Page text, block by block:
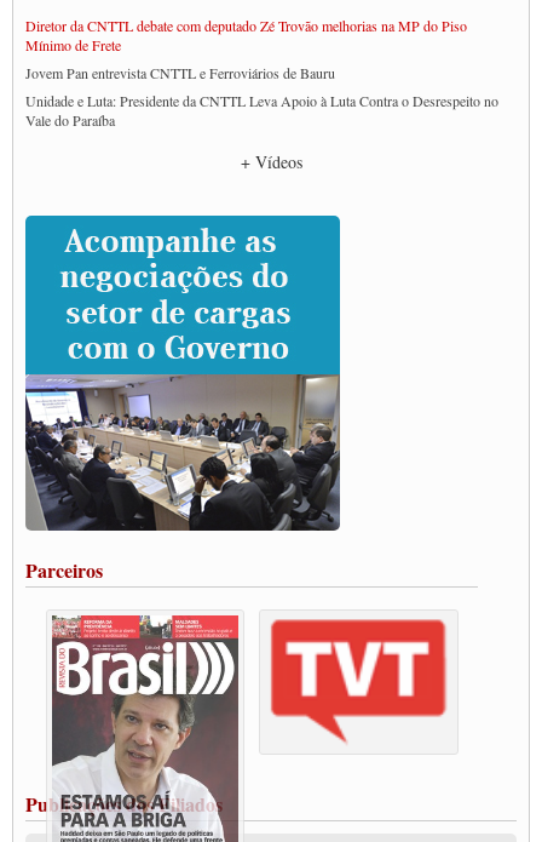
Diretor da CNTTL debate com deputado Zé Trovão melhorias na MP do Piso
Mínimo de Frete
Jovem Pan entrevista CNTTL e Ferroviários de Bauru
Unidade e Luta: Presidente da CNTTL Leva Apoio à Luta Contra o Desrespeito no
Vale do Paraíba
Caminhoneiros prometem paralisação e cobram diálogo com Lula
CNTTL e lideranças de caminhoneiros participam de debate sobre saúde nas
rodovias
Paulinho e Litti debatem política global para transporte rodoviário de cargas na
SUTCRA no Uruguai
Grande Conquista da Categoria transporte de Cargas e Caminhoneiros Autonomos
ENCONTRO INTERNACIONAL EM APOIO A CLASSE TRABALHADORA
DO BRASIL E A ELEIÇÃO 2022
Carta às Brasileiras e aos Brasileiros em Defesa do Estado Democrático de Direito
Paulinho, presidente da CNTTL, faz balanço do 3º Congresso da CNTTL
Caminhoneiros aprovam greve a partir do 1º de novembro
Rodoviários de Feira Santana fazem Assembleia para avaliar proposta de reajuste
salarial
Vacina Já: Lockdown de 24 horas dos trabalhadores em transportes está mantido,
Condutores de Guarulhos farão greve sanitária nesta terça-feira (20)
Paralisação dos Caminhoneiros na #BR285, entrocamento que liga o Mercosul ao
Rio Grande
Caminhoneiros bloqueiam duas faixas na Castello Branco e fazem protesto
Modal-Live #13 Aumento da Violência Contra Mulher e o Adoecimento da Classe
Trabalhadora em Tempos de Pandemia
MODAL-LIVE#12 POLÍTICAS PÚBLICAS DE TRANSPORTE PARA A
CLASSE TRABALHADORA E ELEIÇÕES NA PANDEMIA
MODAL-LIVE#11 POLÍTICAS PÚBLICAS DE TRANSPORTE
+ Vídeos
Parceiros
Publicações dos Filiados